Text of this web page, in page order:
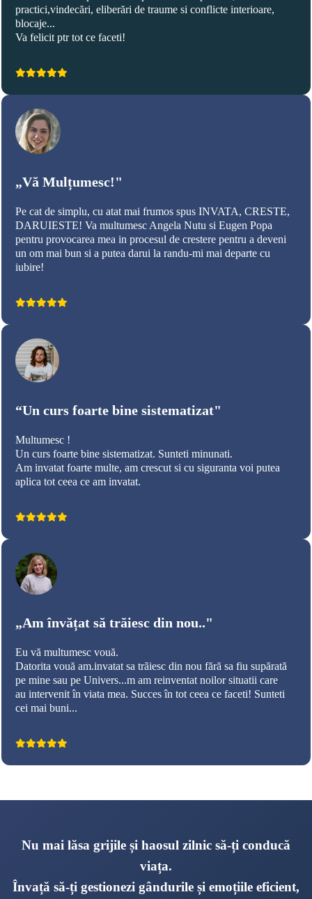
practici,vindecări, eliberări de traume si conflicte interioare,
blocaje...
Va felicit ptr tot ce faceti!
„Vă Mulțumesc!"
Pe cat de simplu, cu atat mai frumos spus INVATA, CRESTE,
DARUIESTE! Va multumesc Angela Nutu si Eugen Popa
pentru provocarea mea in procesul de crestere pentru a deveni
un om mai bun si a putea darui la randu-mi mai departe cu
iubire!
“Un curs foarte bine sistematizat"
Multumesc !
Un curs foarte bine sistematizat. Sunteti minunati.
Am invatat foarte multe, am crescut si cu siguranta voi putea
aplica tot ceea ce am invatat.
„Am învățat să trăiesc din nou.."
Eu vă multumesc vouă.
Datorita vouă am.invatat sa trãiesc din nou fără sa fiu supărată
pe mine sau pe Univers...m am reinventat noilor situatii care
au intervenit în viata mea. Succes în tot ceea ce faceti! Sunteti
cei mai buni...
Nu mai lăsa grijile și haosul zilnic să-ți conducă
viața.
Învață să-ți gestionezi gândurile și emoțiile eficient,